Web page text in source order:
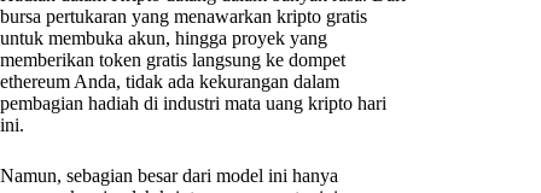
bursa pertukaran yang menawarkan kripto gratis
untuk membuka akun, hingga proyek yang
memberikan token gratis langsung ke dompet
ethereum Anda, tidak ada kekurangan dalam
pembagian hadiah di industri mata uang kripto hari
ini.
Namun, sebagian besar dari model ini hanya